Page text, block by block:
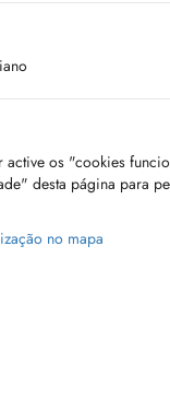
active os "cookies
desta página para
no mapa